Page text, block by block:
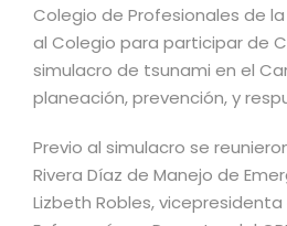
Colegio de Profesionales de
al Colegio para participar de
simulacro de tsunami en el
planeación, prevención, y
Previo al simulacro se
Rivera Díaz de Manejo de
Lizbeth Robles,